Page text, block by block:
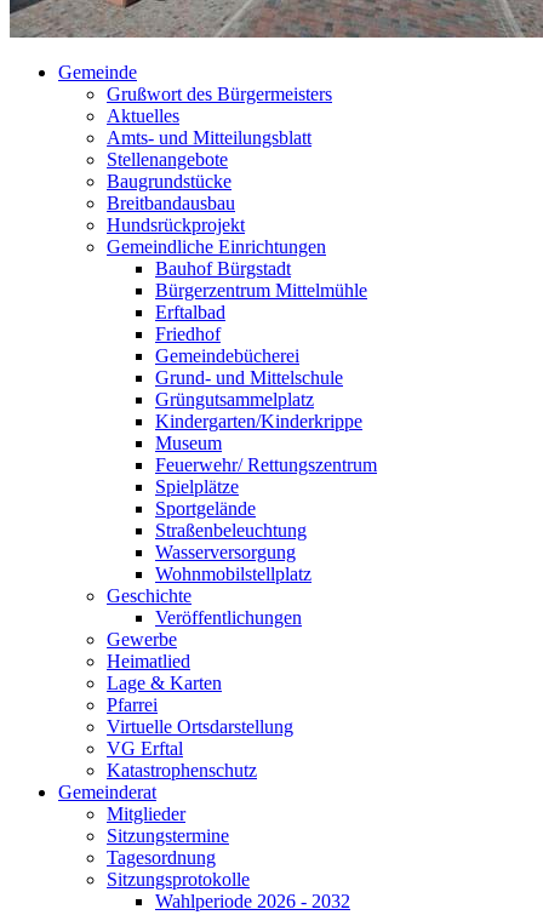
Gemeinde
Grußwort des Bürgermeisters
Aktuelles
Amts- und Mitteilungsblatt
Stellenangebote
Baugrundstücke
Breitbandausbau
Hundsrückprojekt
Gemeindliche Einrichtungen
Bauhof Bürgstadt
Bürgerzentrum Mittelmühle
Erftalbad
Friedhof
Gemeindebücherei
Grund- und Mittelschule
Grüngutsammelplatz
Kindergarten/Kinderkrippe
Museum
Feuerwehr/ Rettungszentrum
Spielplätze
Sportgelände
Straßenbeleuchtung
Wasserversorgung
Wohnmobilstellplatz
Geschichte
Veröffentlichungen
Gewerbe
Heimatlied
Lage & Karten
Pfarrei
Virtuelle Ortsdarstellung
VG Erftal
Katastrophenschutz
Gemeinderat
Mitglieder
Sitzungstermine
Tagesordnung
Sitzungsprotokolle
Wahlperiode 2026 - 2032